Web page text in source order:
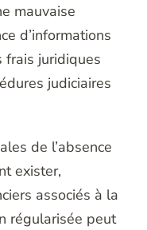
mauvaise
d’informations
frais juridiques
judiciaires
de l’absence
exister,
associés à la
régularisée peut